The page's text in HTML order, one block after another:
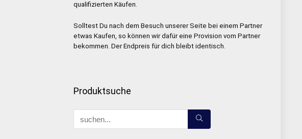
qualifizierten Käufen.
Solltest Du nach dem Besuch unserer Seite bei einem Partner
etwas Kaufen, so können wir dafür eine Provision vom Partner
bekommen. Der Endpreis für dich bleibt identisch.
Produktsuche